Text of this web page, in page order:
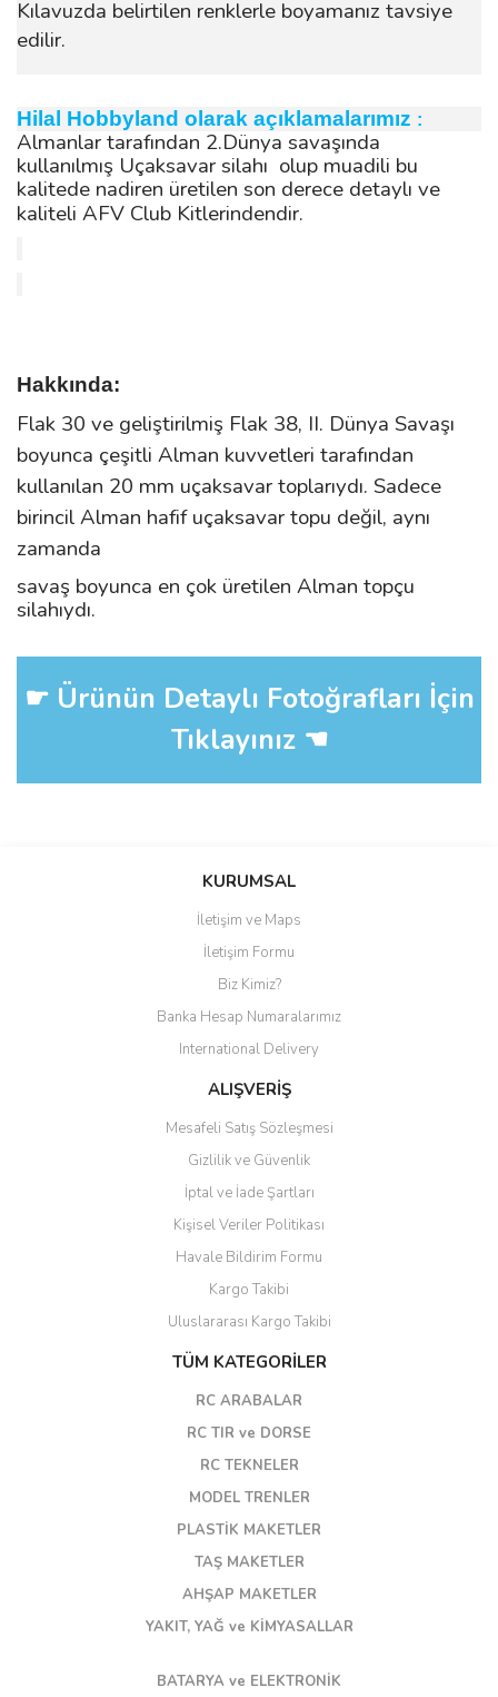
Kılavuzda belirtilen renklerle boyamanız tavsiye
edilir.
Hilal Hobbyland olarak açıklamalarımız :
Almanlar tarafından 2.Dünya savaşında
kullanılmış Uçaksavar silahı olup muadili bu
kalitede nadiren üretilen son derece detaylı ve
kaliteli AFV Club Kitlerindendir.
Hakkında:
Flak 30 ve geliştirilmiş Flak 38, II. Dünya Savaşı
boyunca çeşitli Alman kuvvetleri tarafından
kullanılan 20 mm uçaksavar toplarıydı. Sadece
birincil Alman hafif uçaksavar topu değil, aynı
zamanda
savaş boyunca en çok üretilen Alman topçu
silahıydı.
☛ Ürünün Detaylı Fotoğrafları İçin
Tıklayınız ☚
Bu ürüne ilk yorumu siz yapın!
Yorum Yaz
KURUMSAL
İletişim ve Maps
İletişim Formu
Biz Kimiz?
Banka Hesap Numaralarımız
International Delivery
ALIŞVERİŞ
Mesafeli Satış Sözleşmesi
Gizlilik ve Güvenlik
İptal ve İade Şartları
Kişisel Veriler Politikası
Havale Bildirim Formu
Kargo Takibi
Uluslararası Kargo Takibi
TÜM KATEGORİLER
RC ARABALAR
RC TIR ve DORSE
RC TEKNELER
MODEL TRENLER
PLASTİK MAKETLER
TAŞ MAKETLER
AHŞAP MAKETLER
YAKIT, YAĞ ve KİMYASALLAR
BATARYA ve ELEKTRONİK